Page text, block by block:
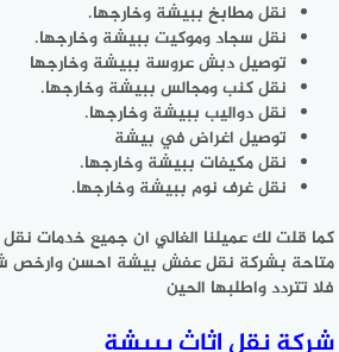
نقل مطابخ ببيشة وخارجها.
نقل سجاد وموكيت ببيشة وخارجها.
توصيل دبش عروسة ببيشة وخارجها
نقل كنب ومجالس ببيشة وخارجها.
نقل دواليب ببيشة وخارجها.
توصيل اغراض في بيشة
نقل مكيفات ببيشة وخارجها.
نقل غرف نوم ببيشة وخارجها.
كما قلت لك عميلنا الغالي ان جميع خدمات
متاحة بشركة نقل عفش بيشة احسن
فلا تتردد واطلبها الحين